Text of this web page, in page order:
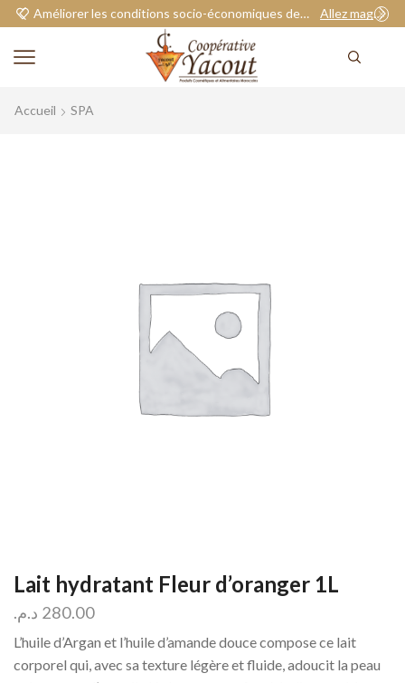
Améliorer les conditions socio-économiques de nos adhérents. Allez magasiner
Accueil SPA
Lait hydratant Fleur d’oranger 1L
280.00 د.م.
L’huile d’Argan et l’huile d’amande douce compose ce lait
corporel qui, avec sa texture légère et fluide, adoucit la peau